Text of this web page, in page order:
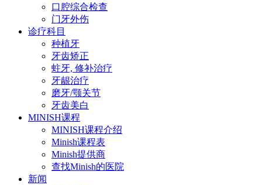
口腔综合检查
门牙外伤
诊疗科目
种植牙
牙齿矫正
蛀牙, 修补治疗
牙龈治疗
磨牙/颚关节
牙齿美白
MINISH课程
MINISH课程介绍
Minish课程表
Minish提供商
查找Minish的医院
新闻